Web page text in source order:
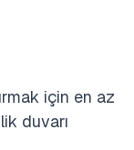
için en az
duvarı